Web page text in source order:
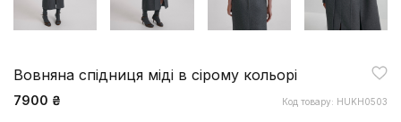
Вовняна спідниця міді в сірому кольорі
7900 ₴ Код товару: HUKH0503